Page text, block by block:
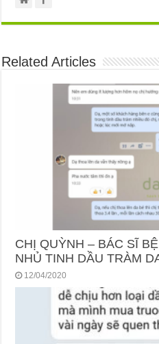
Related Articles
CHỊ QUỲNH – BÁC SĨ
NHỦ TINH DẦU TRÀM
12/04/2020